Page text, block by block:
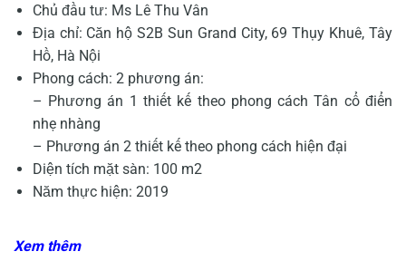
Chủ đầu tư: Ms Lê Thu Vân
Địa chỉ: Căn hộ S2B Sun Grand City, 69 Thụy Khuê, Tây
Hồ, Hà Nội
Phong cách: 2 phương án:
– Phương án 1 thiết kế theo phong cách Tân cổ điển
nhẹ nhàng
– Phương án 2 thiết kế theo phong cách hiện đại
Diện tích mặt sàn: 100 m2
Năm thực hiện: 2019
Xem thêm